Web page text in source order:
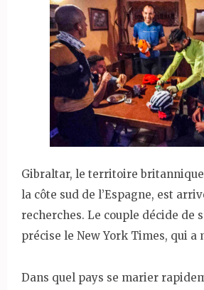
Gibraltar, le territoire
la côte sud de l’Espagne, est
recherches. Le couple décide de
précise le New York Times, qui a
Dans quel pays se marier